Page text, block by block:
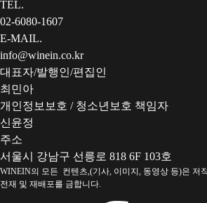
TEL.
02-6080-1607
E-MAIL.
info@winein.co.kr
대표자/발행인/편집인
최민아
개인정보보호 / 청소년보호 책임자
신윤정
주소
서울시 강남구 선릉로 818 6F 103호
WINEIN의 모든 컨텐츠,(기사, 이미지, 동영상 등)은 저
전재 및 재배포를 금합니다.